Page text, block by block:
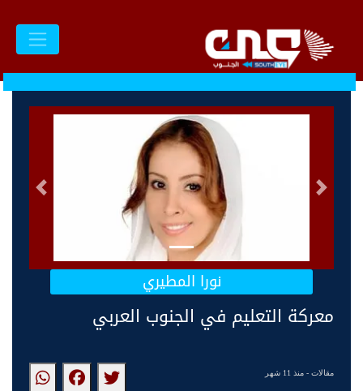
التالى السابق
نورا المطيري
معركة التعليم في الجنوب العربي
مقالات- منذ 11 شهر